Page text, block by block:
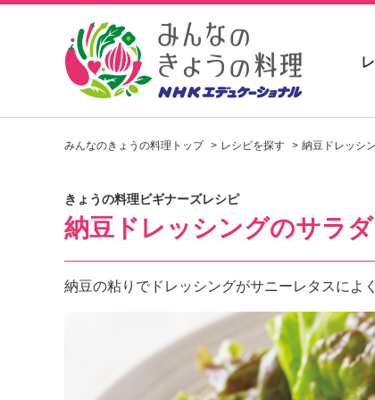
し
ピ
を
見
つ
け
よ
う
。
N
H
みんなのきょうの料理トップ レシピを探す 納豆ドレッシ
きょうの料理ビギナーズレシピ
納豆ドレッシングのサラダ
納豆の粘りでドレッシングがサニーレタスによ